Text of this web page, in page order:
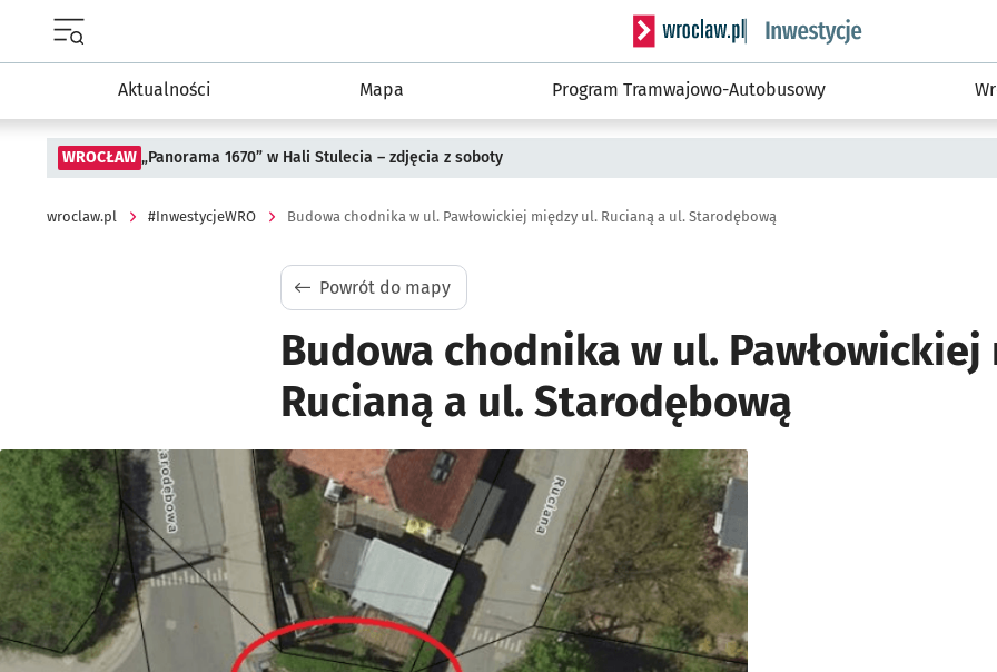
Serwis informacyjny wroclaw.pl podserwis:
Aktualności Mapa Program Tramwajowo-Autobusowy
WROCŁAW „Panorama 1670” w Hali Stulecia – zdjęcia z soboty
wroclaw.pl #InwestycjeWRO Budowa chodnika w ul. Pawłowickiej między ul. Rucianą a ul. Starodębową
Powrót do mapy
Budowa chodnika w ul. Pawłowickiej
Rucianą a ul. Starodębową
Kliknij, aby powiększyć